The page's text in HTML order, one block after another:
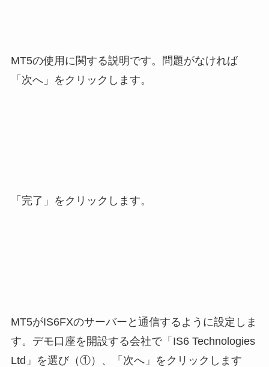
MT5の使用に関する説明です。問題がなければ
「次へ」をクリックします。
「完了」をクリックします。
MT5がIS6FXのサーバーと通信するように設定しま
す。デモ口座を開設する会社で「IS6 Technologies
Ltd」を選び（①）、「次へ」をクリックします